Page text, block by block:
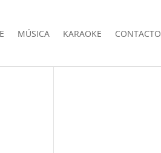
MÚSICA KARAOKE CONTACTO